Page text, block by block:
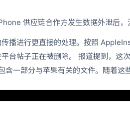
供应链合作方发生数据外泄后
播进行更直接的处理。按照
台帖子正在被删除。 报道提到，这
含一部分与苹果有关的文件。随着